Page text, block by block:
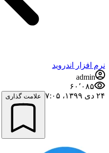
نرم افزار اندروید
admin
۶۰٬۰۸۵
۲۴ دی ۱۳۹۹،‏ ۷:۰۵
علامت گذاری